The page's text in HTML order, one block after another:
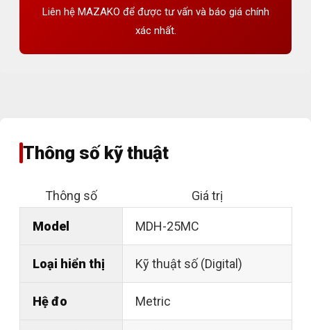
Liên hệ MAZAKO để được tư vấn và báo giá chính
xác nhất.
Thông số kỹ thuật
Thông số Giá trị
Model MDH-25MC
Loại hiển thị Kỹ thuật số (Digital)
Hệ đo Metric